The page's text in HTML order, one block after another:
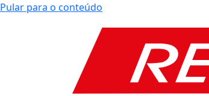
Pular para o conteúdo